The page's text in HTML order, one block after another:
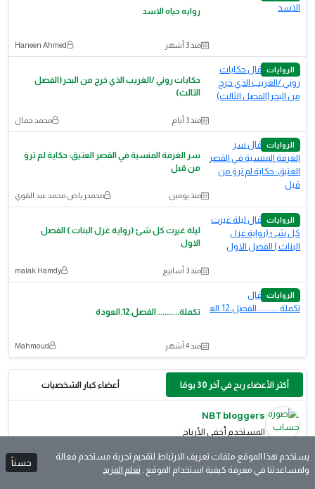
روايه حياه الاسد
منذ 3 أشهر Haneen Ahmed
الروايات
حكايات روني /الغريب الذي خرج من البحر(الفصل
الثالث)
منذ 3 أيام محمد جمال
الروايات
سر الغرفة المنسية في القصر العتيق: حكاية لم تروَ
من قبل
منذ يومين محمدرياض محمد عبد القوي
الروايات
ليلة غيرت كل شئ (رواية غزل البنات ) الفصل
الاول
منذ 3 أسابيع malak Hamdy
الروايات
تكملة...........الفصل.12.العودة
منذ 4 أشهر Mahmoud
أكثر الأعضاء ربح في آخر 30 يومًا أعضاء كبار الشخصيات
NBT bloggers
المستخدم أخفى الأرباح
Muhammed Abdullah
المستخدم أخفى الأرباح
يستخدم هذا الموقع ملفات تعريف الارتباط لتقديم تجربة مستخدم فعالة
ولمساعدتنا في معرفة كيفية استخدام الموقع . تعلم المزيد
حسناً